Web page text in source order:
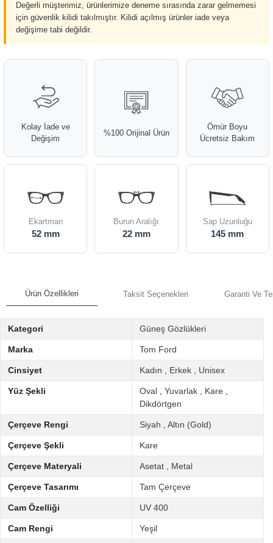
Değerli müşterimiz, ürünlerimize deneme sırasında zarar gelmemesi
için güvenlik kilidi takılmıştır. Kilidi açılmış ürünler iade veya
değişime tabi değildir.
Kolay İade ve
Değişim
%100 Orijinal Ürün
Ömür Boyu
Ücretsiz Bakım
Ekartman
52 mm
Burun Aralığı
22 mm
Sap Uzunluğu
145 mm
Ürün Özellikleri Taksit Seçenekleri Garanti Ve
Kategori Güneş Gözlükleri
Marka Tom Ford
Cinsiyet Kadın Erkek Unisex
Yüz Şekli Oval Yuvarlak Kare
Dikdörtgen
Çerçeve Rengi Siyah Altın (Gold)
Çerçeve Şekli Kare
Çerçeve Materyali Asetat Metal
Çerçeve Tasarımı Tam Çerçeve
Cam Özelliği UV 400
Cam Rengi Yeşil